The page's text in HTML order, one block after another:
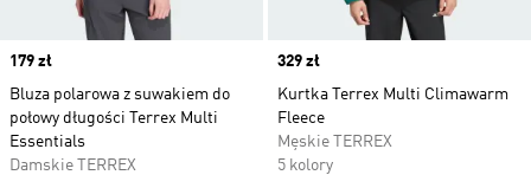
Price
179 zł
Bluza polarowa z suwakiem do
połowy długości Terrex Multi
Essentials
Damskie TERREX
Price
329 zł
Kurtka Terrex Multi Climawarm
Fleece
Męskie TERREX
5 kolory